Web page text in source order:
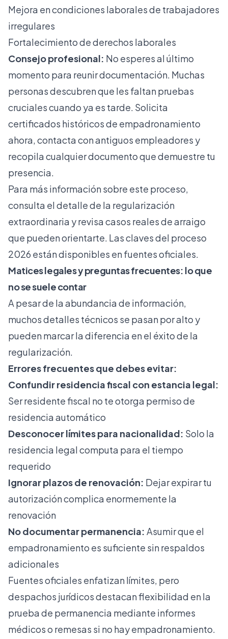
Mejora en condiciones laborales de trabajadores
irregulares
Fortalecimiento de derechos laborales
Consejo profesional: No esperes al último
momento para reunir documentación. Muchas
personas descubren que les faltan pruebas
cruciales cuando ya es tarde. Solicita
certificados históricos de empadronamiento
ahora, contacta con antiguos empleadores y
recopila cualquier documento que demuestre tu
presencia.
Para más información sobre este proceso,
consulta eldetalle de la regularización
extraordinaria y revisacasos reales de arraigo
que pueden orientarte. Las claves del proceso
2026 están disponibles en fuentes oficiales.
Matices legales y preguntas frecuentes: lo que
no se suele contar
A pesar de la abundancia de información,
muchos detalles técnicos se pasan por alto y
pueden marcar la diferencia en el éxito de la
regularización.
Errores frecuentes que debes evitar:
Confundir residencia fiscal con estancia legal:
Ser residente fiscal no te otorga permiso de
residencia automático
Desconocer límites para nacionalidad: Solo la
residencia legal computa para el tiempo
requerido
Ignorar plazos de renovación: Dejar expirar tu
autorización complica enormemente la
renovación
No documentar permanencia: Asumir que el
empadronamiento es suficiente sin respaldos
adicionales
Fuentes oficiales enfatizan límites, pero
despachos jurídicos destacan flexibilidad en la
prueba de permanencia mediante informes
médicos o remesas si no hay empadronamiento.